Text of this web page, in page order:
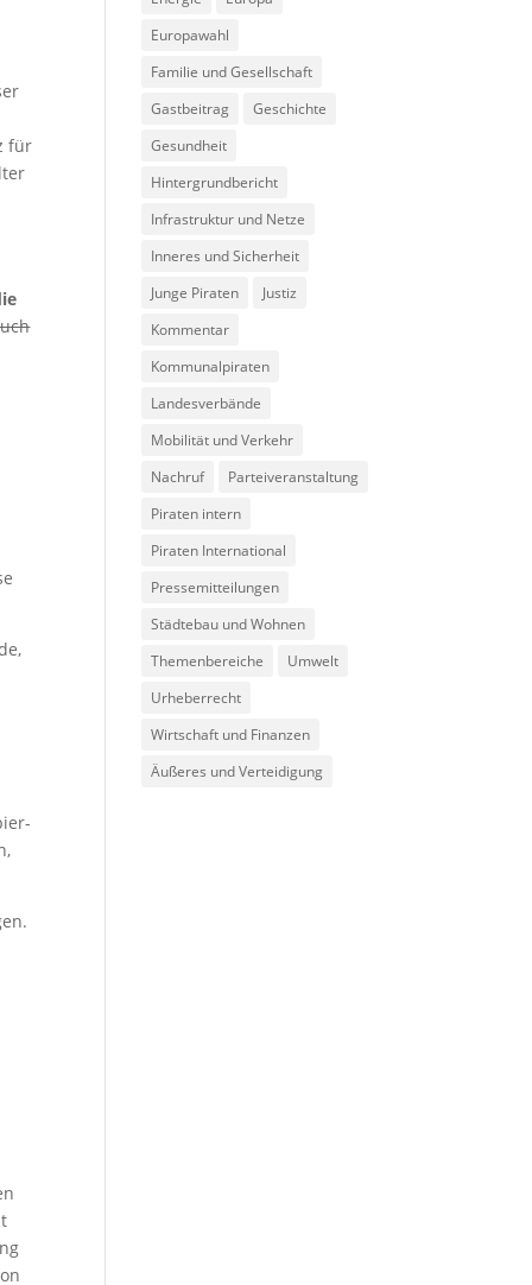
für
Europawahl
Familie und Gesellschaft
Gastbeitrag
Geschichte
Gesundheit
Hintergrundbericht
Infrastruktur und Netze
Inneres und Sicherheit
Junge Piraten
Justiz
Kommentar
Kommunalpiraten
Landesverbände
Mobilität und Verkehr
Nachruf
Parteiveranstaltung
Piraten intern
Piraten International
Pressemitteilungen
Städtebau und Wohnen
Themenbereiche
Umwelt
Urheberrecht
Wirtschaft und Finanzen
Äußeres und Verteidigung